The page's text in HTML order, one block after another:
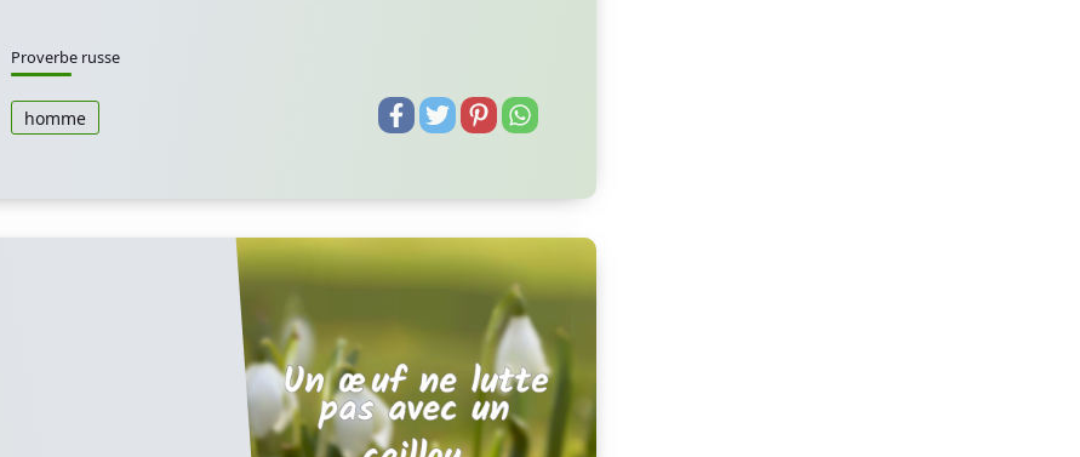
Proverbe russe
homme